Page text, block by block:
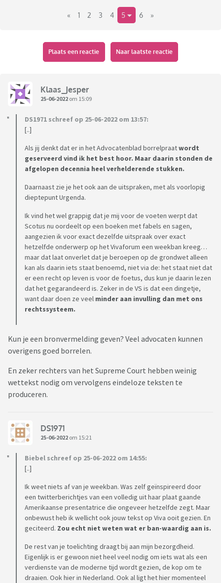
« 1 2 3 4 5 6 »
Plaats een reactie Naar laatste reactie
Klaas_Jesper
25-06-2022 om 15:09
DS1971 schreef op 25-06-2022 om 13:57:
[..]
Als jij denkt dat er in het Advocatenblad borrelpraatwordt
geserveerd vind ik het best hoor. Maar daarin stonden de
afgelopen decennia heel verhelderende stukken.
Daarnaast zie je het ook aan de uitspraken, met als voorlopig
dieptepunt Urgenda.
Ik vind het wel grappig dat je mij voor de voeten werpt dat
Scotus nu oordeelt op een boeken met fabels en sagen,
aangezien ik voor exact dezelfde uitspraak over exact
hetzelfde onderwerp op het Vivaforum een weekban kreeg…
maar dat laat onverlet dat je beroepen op de grondwet alleen
kan als daarin iets staat benoemd, niet via de: het staat niet dat
er een recht op leven is voor de foetus, dus kun je daarin lezen
dat het gegarandeerd is. Zeker in de VS is dat een dingetje,
want daar doen ze veel minder aan invulling dan met ons
rechtssysteem.
Kun je een bronvermelding geven? Veel advocaten kunnen
overigens goed borrelen.
En zeker rechters van het Supreme Court hebben weinig
wettekst nodig om vervolgens eindeloze teksten te
produceren.
DS1971
25-06-2022 om 15:21
Biebel schreef op 25-06-2022 om 14:55:
[..]
Ik weet niets af van je weekban. Was zelf geïnspireerd door
een twitterberichtjes van een volledig uit haar plaat gaande
Amerikaanse presentatrice die ongeveer hetzelfde zegt. Maar
onbewust heb ik wellicht ook jouw tekst op Viva ooit gezien. En
geciteerd. Zou echt niet weten wat er ban-waardig aan is.
De rest van je toelichting draagt bij aan mijn bezorgdheid.
Eigenlijk is er gewoon niet heel veel nodig om iets wat als een
verdienste van de moderne tijd wordt gezien, de kop om te
draaien. Ook hier in Nederland. Ook al ligt het hier momenteel